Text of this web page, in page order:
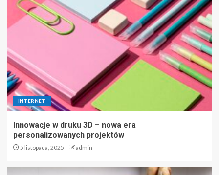
INTERNET
Innowacje w druku 3D – nowa era
personalizowanych projektów
5 listopada, 2025 admin